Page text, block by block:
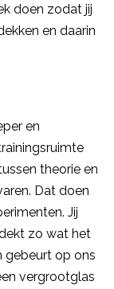
doen zodat jij
en daarin
en
theorie en
Dat doen
Jij
zo wat het
gebeurt op ons
vergrootglas